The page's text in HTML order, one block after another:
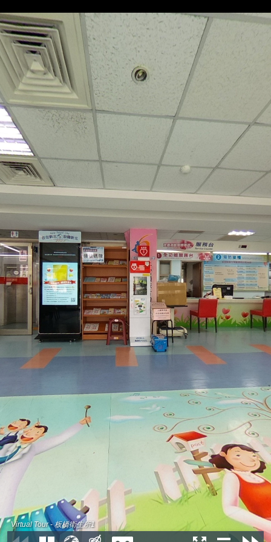
Virtual Tour - 板橋衛生所1